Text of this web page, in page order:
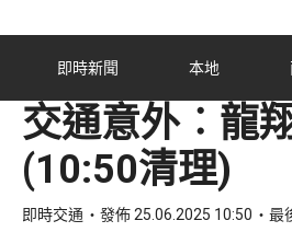
即時新聞 本地
交通意外︰龍
(10:50清理)
即時交通 發佈 25.06.2025 10:50 最